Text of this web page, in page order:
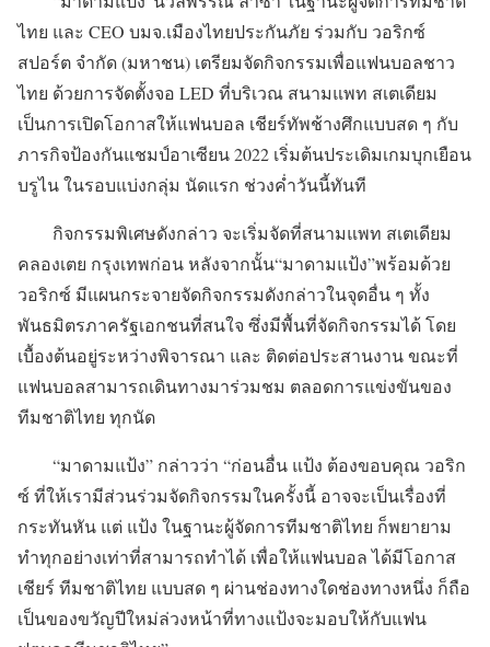
ไทย และ CEO บมจ.เมืองไทยประกันภัย ร่วมกับ วอริกซ์
สปอร์ต จำกัด (มหาชน) เตรียมจัดกิจกรรมเพื่อแฟนบอลชาว
ไทย ด้วยการจัดตั้งจอ LED ที่บริเวณ สนามแพท สเตเดียม
เป็นการเปิดโอกาสให้แฟนบอล เชียร์ทัพช้างศึกแบบสด ๆ กับ
ภารกิจป้องกันแชมป์อาเซียน 2022 เริ่มต้นประเดิมเกมบุกเยือน
บรูไน ในรอบแบ่งกลุ่ม นัดแรก ช่วงค่ำวันนี้ทันที
กิจกรรมพิเศษดังกล่าว จะเริ่มจัดที่สนามแพท สเตเดียม
คลองเตย กรุงเทพก่อน หลังจากนั้น“มาดามแป้ง”พร้อมด้วย
วอริกซ์ มีแผนกระจายจัดกิจกรรมดังกล่าวในจุดอื่น ๆ ทั้ง
พันธมิตรภาครัฐเอกชนที่สนใจ ซึ่งมีพื้นที่จัดกิจกรรมได้ โดย
เบื้องต้นอยู่ระหว่างพิจารณา และ ติดต่อประสานงาน ขณะที่
แฟนบอลสามารถเดินทางมาร่วมชม ตลอดการแข่งขันของ
ทีมชาติไทย ทุกนัด
“มาดามแป้ง” กล่าวว่า “ก่อนอื่น แป้ง ต้องขอบคุณ วอริก
ซ์ ที่ให้เรามีส่วนร่วมจัดกิจกรรมในครั้งนี้ อาจจะเป็นเรื่องที่
กระทันหัน แต่ แป้ง ในฐานะผู้จัดการทีมชาติไทย ก็พยายาม
ทำทุกอย่างเท่าที่สามารถทำได้ เพื่อให้แฟนบอล ได้มีโอกาส
เชียร์ ทีมชาติไทย แบบสด ๆ ผ่านช่องทางใดช่องทางหนึ่ง ก็ถือ
เป็นของขวัญปีใหม่ล่วงหน้าที่ทางแป้งจะมอบให้กับแฟน